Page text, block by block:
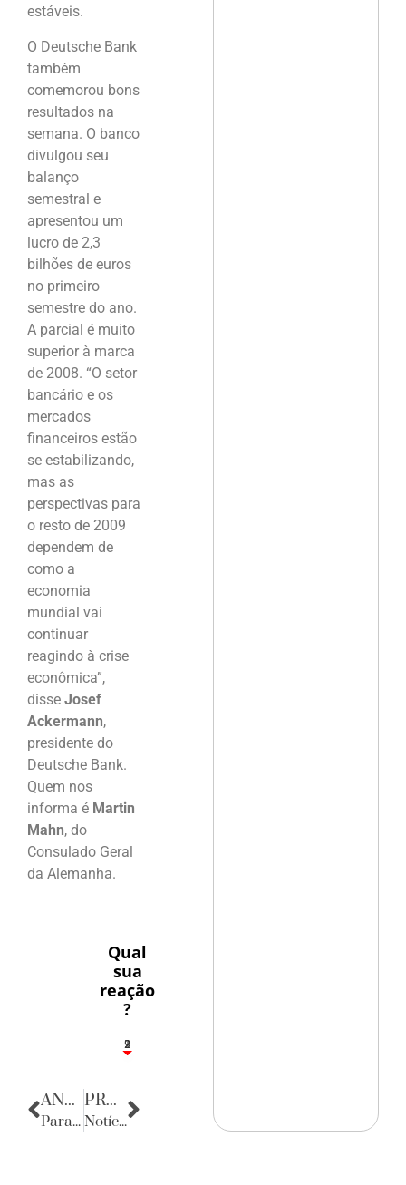
estáveis.
O Deutsche Bank
também
comemorou bons
resultados na
semana. O banco
divulgou seu
balanço
semestral e
apresentou um
lucro de 2,3
bilhões de euros
no primeiro
semestre do ano.
A parcial é muito
superior à marca
de 2008. “O setor
bancário e os
mercados
financeiros estão
se estabilizando,
mas as
perspectivas para
o resto de 2009
dependem de
como a
economia
mundial vai
continuar
reagindo à crise
econômica”,
disse Josef
Ackermann,
presidente do
Deutsche Bank.
Quem nos
informa é Martin
Mahn, do
Consulado Geral
da Alemanha.
Qual
sua
reação
?
2
1
2
9
ANTERIOR
Parabéns
PRÓXIMA
Notícias do Rio Grande do Norte